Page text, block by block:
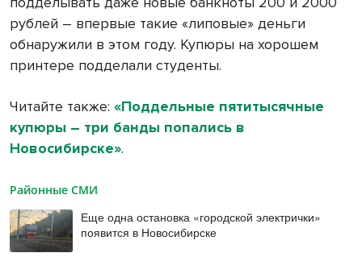
рублей – впервые такие «липовые» деньги
обнаружили в этом году. Купюры на хорошем
принтере подделали студенты.
Читайте также: «Поддельные пятитысячные
купюры – три банды попались в
Новосибирске».
Районные СМИ
Еще одна остановка «городской электрички»
появится в Новосибирске